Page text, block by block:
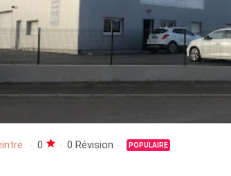
0 0 Révision POPULAIRE